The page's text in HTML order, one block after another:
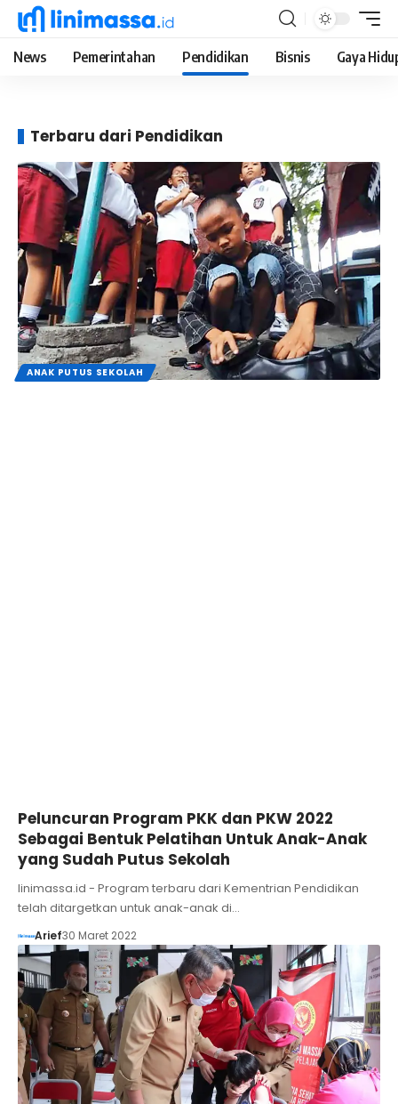
News Pemerintahan Pendidikan Bisnis Gaya
Terbaru dari Pendidikan
ANAK PUTUS SEKOLAH
Peluncuran Program PKK dan PKW 2022
Sebagai Bentuk Pelatihan Untuk Anak-Anak
yang Sudah Putus Sekolah
linimassa.id - Program terbaru dari Kementrian Pendidikan
telah ditargetkan untuk anak-anak di…
Arief30 Maret 2022